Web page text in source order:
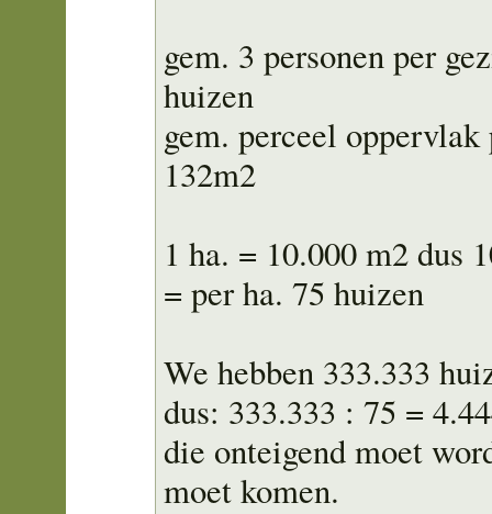
gem. 3 personen per
huizen
gem. perceel
132m2
1 ha. = 10.000 m2 dus
= per ha. 75 huizen
We hebben 333.333
dus: 333.333 : 75 =
die onteigend moet
moet komen.